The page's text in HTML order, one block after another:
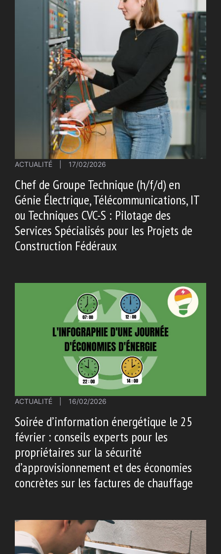
ACTUALITÉ 17/02/2026
Chef de Groupe Technique (h/f/d) en
Génie Électrique, Télécommunications, IT
ou Techniques CVC-S : Pilotage des
Services Spécialisés pour les Projets de
Construction Fédéraux
ACTUALITÉ 16/02/2026
Soirée d’information énergétique le 25
février : conseils experts pour les
propriétaires sur la sécurité
d’approvisionnement et des économies
concrètes sur les factures de chauffage